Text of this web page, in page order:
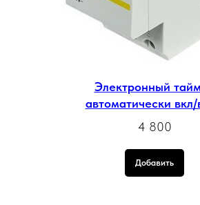
Электронный
автоматически
4 800
Добавить